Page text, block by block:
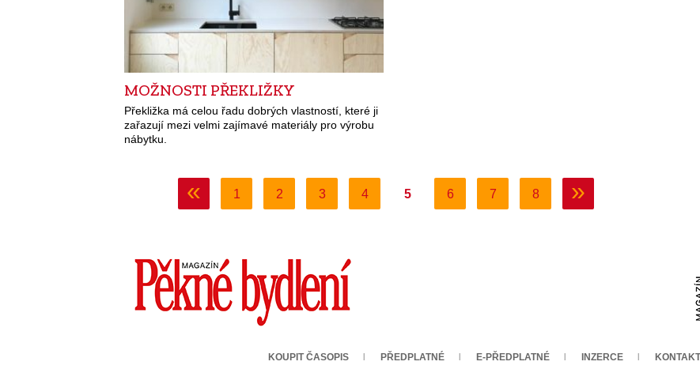
MOŽNOSTI PŘEKLIŽKY
Překližka má celou řadu dobrých vlastností, které ji
zařazují mezi velmi zajímavé materiály pro výrobu
nábytku.
« 1 2 3 4 5 6 7 8 »
KOUPIT ČASOPIS PŘEDPLATNÉ E-PŘEDPLATNÉ INZERCE